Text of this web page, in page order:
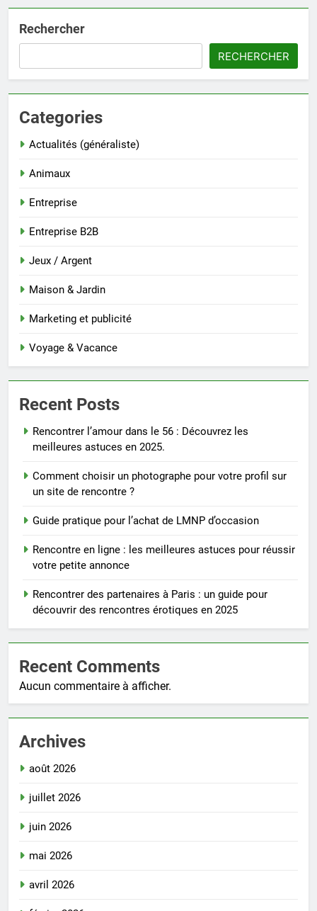
Rechercher
RECHERCHER
Categories
Actualités (généraliste)
Animaux
Entreprise
Entreprise B2B
Jeux / Argent
Maison & Jardin
Marketing et publicité
Voyage & Vacance
Recent Posts
Rencontrer l’amour dans le 56 : Découvrez les
meilleures astuces en 2025.
Comment choisir un photographe pour votre profil sur
un site de rencontre ?
Guide pratique pour l’achat de LMNP d’occasion
Rencontre en ligne : les meilleures astuces pour réussir
votre petite annonce
Rencontrer des partenaires à Paris : un guide pour
découvrir des rencontres érotiques en 2025
Recent Comments
Aucun commentaire à afficher.
Archives
août 2026
juillet 2026
juin 2026
mai 2026
avril 2026